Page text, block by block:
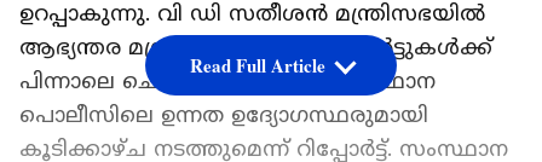
ഉറപ്പാകുന്നു. വി ഡി സതീശൻ മന്ത്രിസഭയിൽ
ആഭ്യന്തര മന്ത്രിയാകുമെന്ന റിപ്പോർട്ടുകൾക്ക്
പിന്നാലെ ചെന്നിത്തല, നാളെ സംസ്ഥാന
പൊലീസിലെ ഉന്നത ഉദ്യോഗസ്ഥരുമായി
കൂടിക്കാഴ്ച നടത്തുമെന്ന് റിപ്പോ‍ർട്ട്. സംസ്ഥാന
Read Full Article